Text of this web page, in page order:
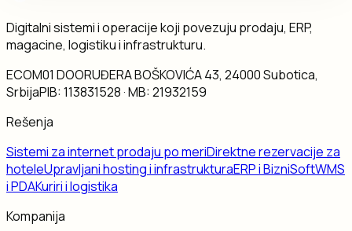
Digitalni sistemi i operacije koji povezuju prodaju, ERP,
magacine, logistiku i infrastrukturu.
ECOM01 DOORUĐERA BOŠKOVIĆA 43, 24000 Subotica,
SrbijaPIB:113831528· MB:21932159
Rešenja
Sistemi za internet prodaju po meriDirektne rezervacije za
hoteleUpravljani hosting i infrastrukturaERP i BizniSoftWMS
i PDAKuriri i logistika
Kompanija